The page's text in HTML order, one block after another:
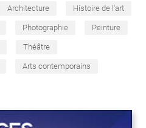
Architecture Histoire de l'art
Photographie Peinture
Théâtre
Arts contemporains